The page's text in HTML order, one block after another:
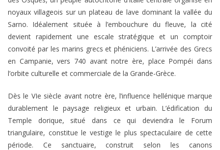
noyaux villageois sur un plateau de lave dominant la vallée du
Sarno. Idéalement située à l’embouchure du fleuve, la cité
devient rapidement une escale stratégique et un comptoir
convoité par les marins grecs et phéniciens. L’arrivée des Grecs
en Campanie, vers 740 avant notre ère, place Pompéi dans
l’orbite culturelle et commerciale de la Grande-Grèce.
Dès le VIe siècle avant notre ère, l’influence hellénique marque
durablement le paysage religieux et urbain. L’édification du
Temple dorique, situé dans ce qui deviendra le Forum
triangulaire, constitue le vestige le plus spectaculaire de cette
période. Ce sanctuaire, construit selon les canons